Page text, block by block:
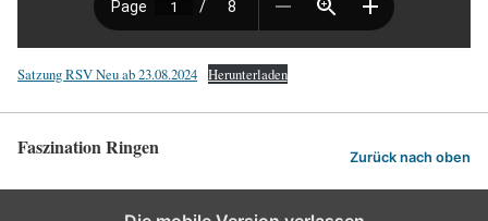
Satzung RSV Neu ab 23.08.2024 Herunterladen
Faszination Ringen Zurück nach oben